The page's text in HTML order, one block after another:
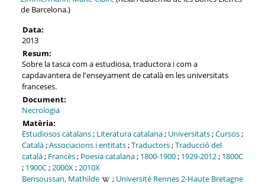
de Barcelona.)
Data:
2013
Resum:
Sobre la tasca com a estudiosa, traductora i com a
capdavantera de l'enseyament de català en les universitats
franceses.
Document:
Necrologia
Matèria:
Estudiosos catalans; Literatura catalana; Universitats;Cursos;
Català;Associacions i entitats;Traductors;Traducció del
català; Francès; Poesia catalana; 1800-1900; 1929-2012; 1800C
; 1900C;2000X;2010X
Bensoussan, Mathilde
; Université Rennes 2-Haute Bretagne